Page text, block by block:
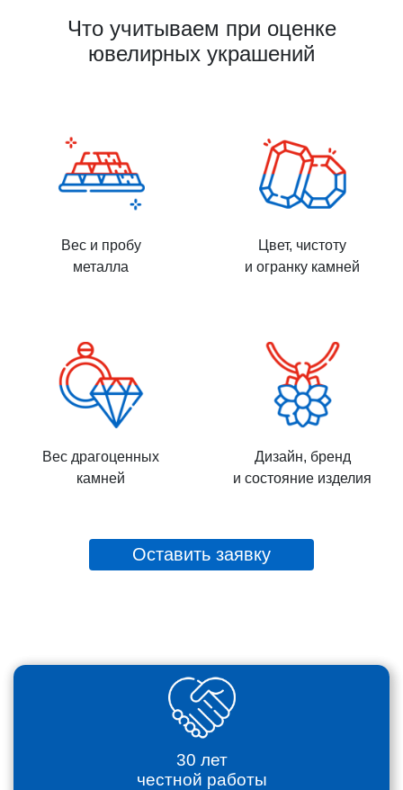
Что учитываем при оценке
ювелирных украшений
Вес и пробу
металла
Цвет, чистоту
и огранку камней
Вес драгоценных
камней
Дизайн, бренд
и состояние изделия
Оставить заявку
30 лет
честной работы